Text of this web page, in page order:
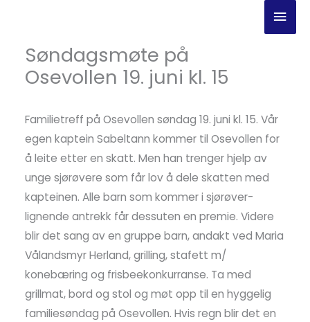
Søndagsmøte på
Osevollen 19. juni kl. 15
Familietreff på Osevollen søndag 19. juni kl. 15. Vår
egen kaptein Sabeltann kommer til Osevollen for
å leite etter en skatt. Men han trenger hjelp av
unge sjørøvere som får lov å dele skatten med
kapteinen. Alle barn som kommer i sjørøver-
lignende antrekk får dessuten en premie. Videre
blir det sang av en gruppe barn, andakt ved Maria
Vålandsmyr Herland, grilling, stafett m/
konebæring og frisbeekonkurranse. Ta med
grillmat, bord og stol og møt opp til en hyggelig
familiesøndag på Osevollen. Hvis regn blir det en